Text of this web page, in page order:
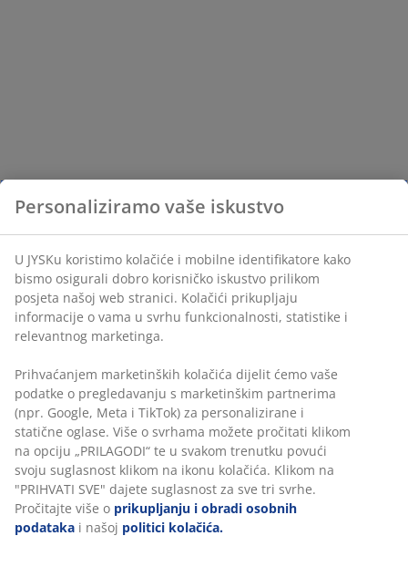
Personaliziramo vaše iskustvo
U JYSKu koristimo kolačiće i mobilne identifikatore kako
bismo osigurali dobro korisničko iskustvo prilikom
posjeta našoj web stranici. Kolačići prikupljaju
informacije o vama u svrhu funkcionalnosti, statistike i
relevantnog marketinga.
Prihvaćanjem marketinških kolačića dijelit ćemo vaše
podatke o pregledavanju s marketinškim partnerima
(npr. Google, Meta i TikTok) za personalizirane i
statične oglase. Više o svrhama možete pročitati klikom
na opciju „PRILAGODI“ te u svakom trenutku povući
svoju suglasnost klikom na ikonu kolačića. Klikom na
"PRIHVATI SVE" dajete suglasnost za sve tri svrhe.
Pročitajte više o prikupljanju i obradi osobnih
podataka i našoj politici kolačića.